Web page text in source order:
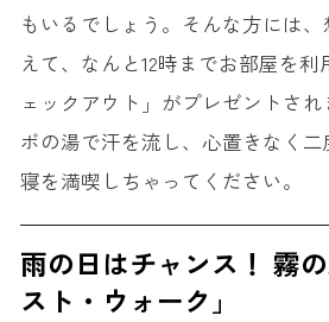
もいるでしょう。そんな方には
えて、なんと12時までお部屋を
ェックアウト」がプレゼントさ
ボの湯で汗を流し、心置きなく
寝を満喫しちゃってください。
雨の日はチャンス！ 霧
スト・ウォーク」